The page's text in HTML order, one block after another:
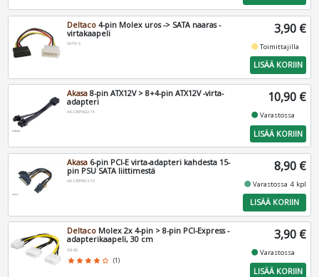
Deltaco 4-pin Molex uros -> SATA naaras -
virtakaapeli
SATA-S
3,90 €
fiber_manual_recordToimittajilla
LISÄÄ KORIIN
Akasa 8-pin ATX12V > 8+4-pin ATX12V -virta-
adapteri
AK-CBPW22-15
10,90 €
fiber_manual_recordVarastossa
LISÄÄ KORIIN
Akasa 6-pin PCI-E virta-adapteri kahdesta 15-
pin PSU SATA liittimestä
AK-CBPW13-15
8,90 €
fiber_manual_recordVarastossa 4 kpl
LISÄÄ KORIIN
Deltaco Molex 2x 4-pin > 8-pin PCI-Express -
adapterikaapeli, 30 cm
SSI-62
star star star star star_border (1)
3,90 €
fiber_manual_recordVarastossa
LISÄÄ KORIIN